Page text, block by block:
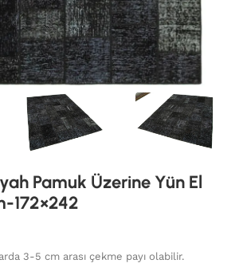
Pamuk Üzerine Yün El
172×242
3-5 cm arası çekme payı olabilir.